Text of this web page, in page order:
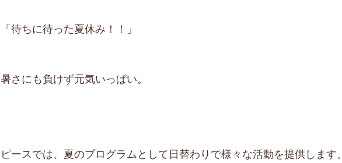
「待ちに待った夏休み！！」
暑さにも負けず元気いっぱい。
ピースでは、夏のプログラムとして日替わりで様々な活動を提供します。